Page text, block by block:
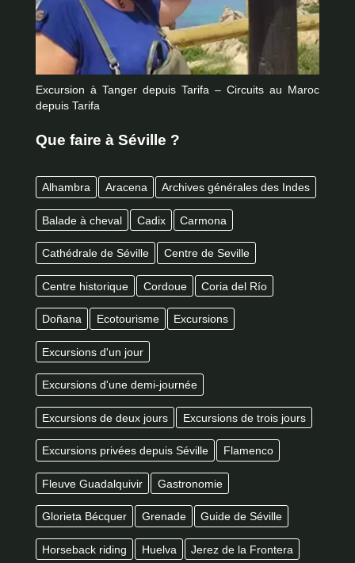
Excursion à Tanger depuis Tarifa – Circuits au Maroc
depuis Tarifa
Que faire à Séville ?
Alhambra Aracena Archives générales des Indes
Balade à cheval Cadix Carmona
Cathédrale de Séville Centre de Seville
Centre historique Cordoue Coria del Río
Doñana Ecotourisme Excursions
Excursions d'un jour
Excursions d'une demi-journée
Excursions de deux jours Excursions de trois jours
Excursions privées depuis Séville Flamenco
Fleuve Guadalquivir Gastronomie
Glorieta Bécquer Grenade Guide de Séville
Horseback riding Huelva Jerez de la Frontera